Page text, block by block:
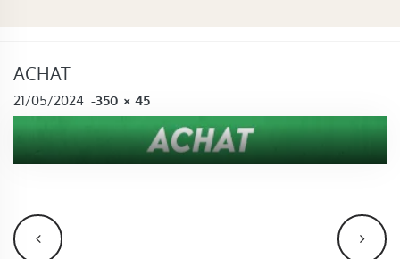
ACHAT
21/05/2024 -FULL SIZE
350 × 45